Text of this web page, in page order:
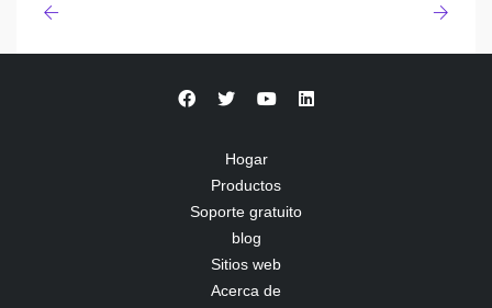
Hogar
Productos
Soporte gratuito
blog
Sitios web
Acerca de